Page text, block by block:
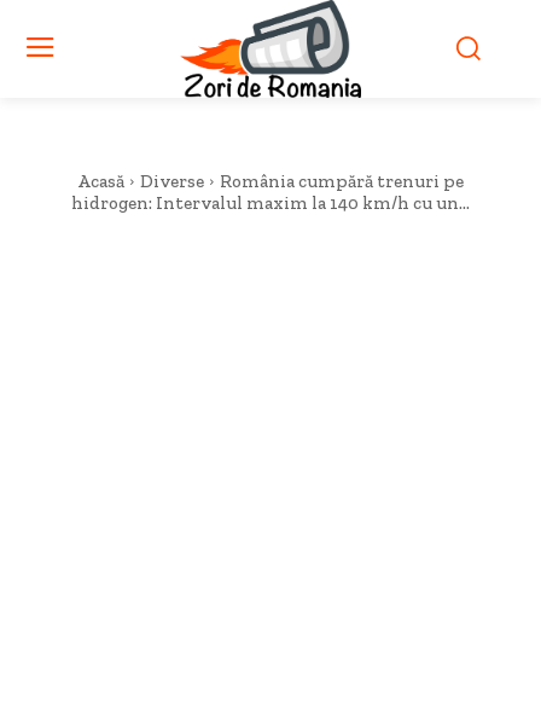
Acasă Diverse
România cumpără trenuri pe
hidrogen: Intervalul maxim la 140 km/h cu un...